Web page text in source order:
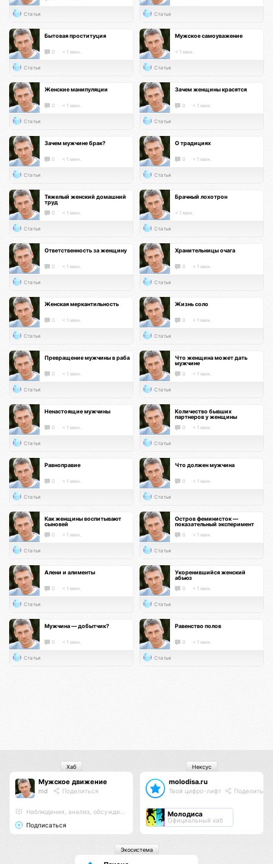
Статья Статья
Бытовая проституция
0 < 1 мин.
Статья
Мужское самоуважение
< 1 мин.
Статья
Женские манипуляции
0 < 1 мин.
Статья
Зачем женщины красятся
0 < 1 мин.
Статья
Зачем мужчине брак?
0 < 1 мин.
Статья
О традициях
0 < 1 мин.
Статья
Тяжелый женский домашний
труд
0 < 1 мин.
Статья
Брачный лохотрон
< 1 мин.
Статья
Ответственность за женщину
0 < 1 мин.
Статья
Хранительницы очага
0 < 1 мин.
Статья
Женская меркантильность
0 < 1 мин.
Статья
Жизнь соло
0 < 1 мин.
Статья
Превращение мужчины в раба
0 < 1 мин.
Статья
Что женщина может дать
мужчине
0 < 1 мин.
Статья
Ненастоящие мужчины
0 < 1 мин.
Статья
Количество бывших
партнеров у женщины
0 < 1 мин.
Статья
Равноправие
0 < 1 мин.
Статья
Что должен мужчина
0 < 1 мин.
Статья
Как женщины воспитывают
сыновей
0 < 1 мин.
Статья
Остров феминисток —
показательный эксперимент
0 < 1 мин.
Статья
Алени и алименты
0 < 1 мин.
Статья
Укоренившийся женский
абьюз
0 < 1 мин.
Статья
Мужчина — добытчик?
0 < 1 мин.
Статья
Равенство полов
0 < 1 мин.
Статья
Мужское движение
md Поделиться
Наблюдения, анализ, обсуждения
Подписаться
Хаб
molodisa.ru
Твой цифро-лифт Поделиться
Молодиса
Официальный хаб
Нексус
Экосистема